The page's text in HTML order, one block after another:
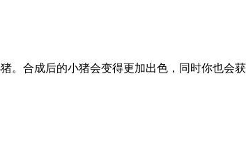
。合成后的小猪会变得更加出色，同时你也会